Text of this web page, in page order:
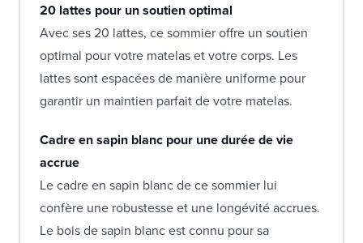
20 lattes pour un soutien optimal
Avec ses 20 lattes, ce sommier offre un soutien
optimal pour votre matelas et votre corps. Les
lattes sont espacées de manière uniforme pour
garantir un maintien parfait de votre matelas.
Cadre en sapin blanc pour une durée de vie
accrue
Le cadre en sapin blanc de ce sommier lui
confère une robustesse et une longévité accrues.
Le bois de sapin blanc est connu pour sa